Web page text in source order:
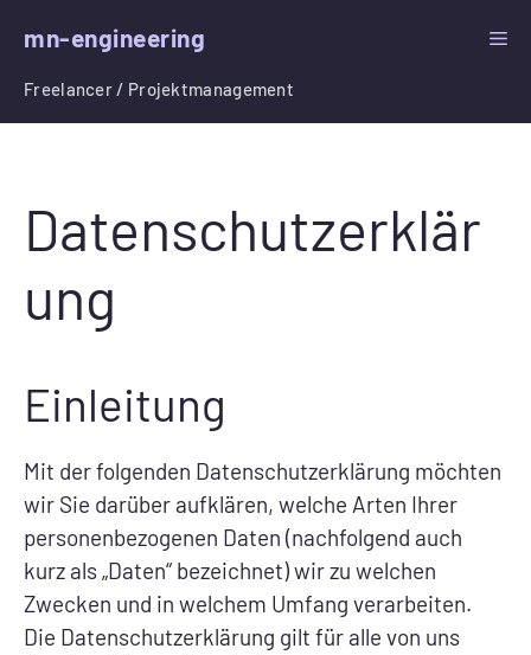
Inhalt
springen
mn-engineering
Freelancer / Projektmanagement
Datenschutzerklär
ung
Einleitung
Mit der folgenden Datenschutzerklärung möchten
wir Sie darüber aufklären, welche Arten Ihrer
personenbezogenen Daten (nachfolgend auch
kurz als „Daten“ bezeichnet) wir zu welchen
Zwecken und in welchem Umfang verarbeiten.
Die Datenschutzerklärung gilt für alle von uns